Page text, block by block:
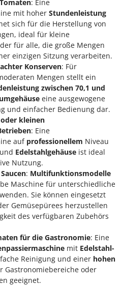
: Eine
mit hoher Stundenleistung
sich für die Herstellung von
ideal für kleine
für alle, die große Mengen
einzigen Sitzung verarbeiten.
Konserven: Für
Mengen stellt ein
zwischen 70,1 und
eine ausgewogene
und einfacher Bedienung dar.
kleinen
: Eine
auf professionellem Niveau
und Edelstahlgehäuse ist ideal
Nutzung.
: Multifunktionsmodelle
Maschine für unterschiedliche
Sie können eingesetzt
Gemüsepürees herzustellen
des verfügbaren Zubehörs
für die Gastronomie: Eine
mit Edelstahl-
Reinigung und einer hohen
Gastronomiebereiche oder
geeignet.